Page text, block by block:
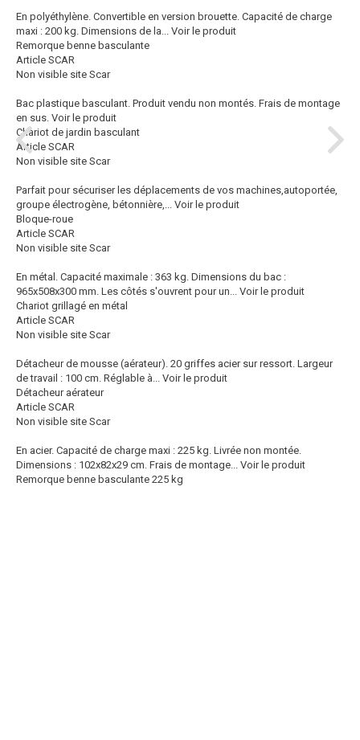
En polyéthylène. Convertible en version brouette. Capacité de charge
maxi : 200 kg. Dimensions de la... Voir le produit
Remorque benne basculante
Article SCAR
Non visible site Scar
Bac plastique basculant. Produit vendu non montés. Frais de montage
en sus. Voir le produit
Chariot de jardin basculant
Article SCAR
Non visible site Scar
Parfait pour sécuriser les déplacements de vos machines,autoportée,
groupe électrogène, bétonnière,... Voir le produit
Bloque-roue
Article SCAR
Non visible site Scar
En métal. Capacité maximale : 363 kg. Dimensions du bac :
965x508x300 mm. Les côtés s'ouvrent pour un... Voir le produit
Chariot grillagé en métal
Article SCAR
Non visible site Scar
Détacheur de mousse (aérateur). 20 griffes acier sur ressort. Largeur
de travail : 100 cm. Réglable à... Voir le produit
Détacheur aérateur
Article SCAR
Non visible site Scar
En acier. Capacité de charge maxi : 225 kg. Livrée non montée.
Dimensions : 102x82x29 cm. Frais de montage... Voir le produit
Remorque benne basculante 225 kg